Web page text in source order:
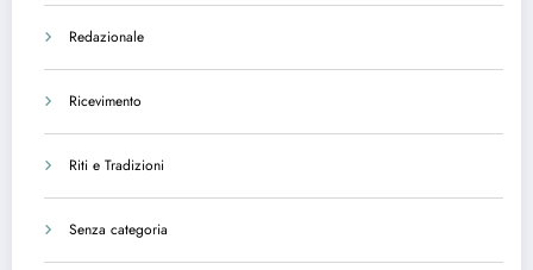
Redazionale
Ricevimento
Riti e Tradizioni
Senza categoria